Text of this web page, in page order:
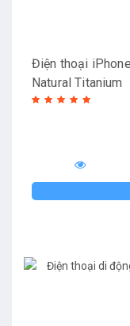
Điện thoại
Natural Titanium